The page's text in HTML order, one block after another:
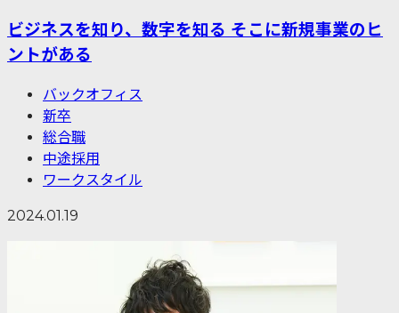
ビジネスを知り、数字を知る そこに新規事業のヒ
ントがある
バックオフィス
新卒
総合職
中途採用
ワークスタイル
2024.01.19